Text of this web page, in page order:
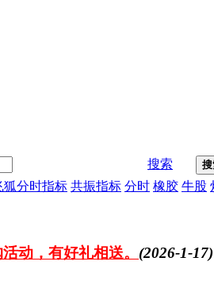
搜索
狐分时指标 共振指标 分时 橡胶 牛股
动，有好礼相送。 (2026-1-17)